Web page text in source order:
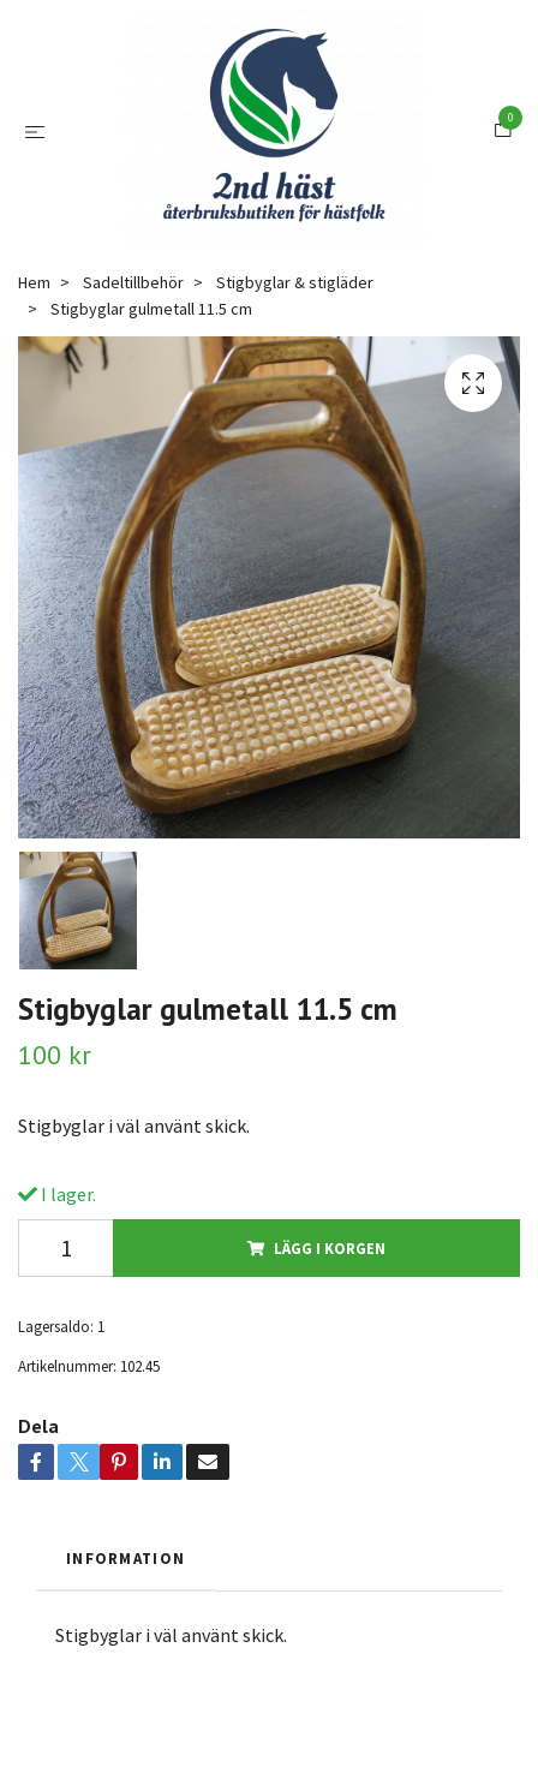
0
Hem Sadeltillbehör
Stigbyglar & stigläder
Stigbyglar gulmetall 11.5 cm
Stigbyglar gulmetall 11.5 cm
100 kr
Stigbyglar i väl använt skick.
I lager.
LÄGG I KORGEN
Lagersaldo: 1
Artikelnummer: 102.45
Dela
INFORMATION
Stigbyglar i väl använt skick.